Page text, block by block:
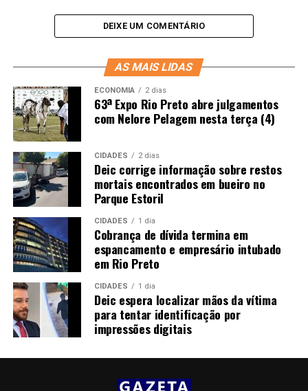
DEIXE UM COMENTÁRIO
AS MAIS LIDAS
ECONOMIA 2 dias
63ª Expo Rio Preto abre julgamentos
com Nelore Pelagem nesta terça (4)
CIDADES 2 dias
Deic corrige informação sobre restos
mortais encontrados em bueiro no
Parque Estoril
CIDADES 1 dia
Cobrança de dívida termina em
espancamento e empresário intubado
em Rio Preto
CIDADES 1 dia
Deic espera localizar mãos da vítima
para tentar identificação por
impressões digitais